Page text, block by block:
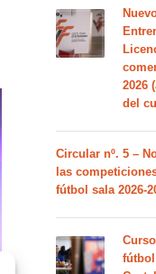
2026
del
Circular nº. 5 –
las
fútbol sala 2026-
fútbol